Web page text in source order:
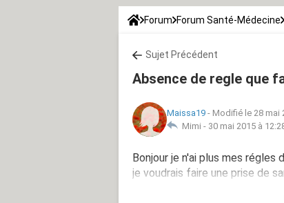
Forum Forum Santé-Médecine
Sujet Précédent
Absence de regle que
Maissa19 - Modifié le 28 mai
Mimi - 30 mai 2015 à
Bonjour je n'ai plus mes
je voudrais faire une prise de